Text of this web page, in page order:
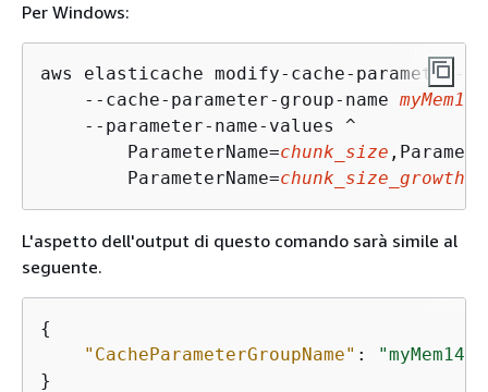
Per Windows:
aws elasticache modify-cache-parameter-
    --cache-parameter-group-name
myMem14
    --parameter-name-values ^
        ParameterName=
chunk_size
        ParameterName=
L'aspetto dell'output di questo comando sarà simile al
seguente.
{
"CacheParameterGroupName" :
"myMem14"
}